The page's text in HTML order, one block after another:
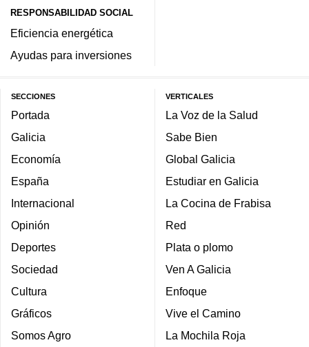
RESPONSABILIDAD SOCIAL
Eficiencia energética
Ayudas para inversiones
SECCIONES
Portada
Galicia
Economía
España
Internacional
Opinión
Deportes
Sociedad
Cultura
Gráficos
Somos Agro
VERTICALES
La Voz de la Salud
Sabe Bien
Global Galicia
Estudiar en Galicia
La Cocina de Frabisa
Red
Plata o plomo
Ven A Galicia
Enfoque
Vive el Camino
La Mochila Roja